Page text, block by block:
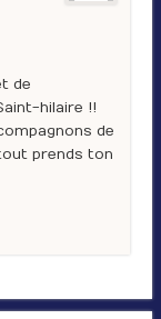
de
hilaire !!
de
prends ton